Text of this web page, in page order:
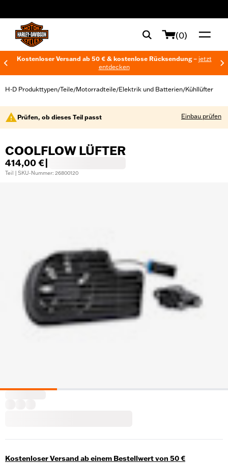
(0)
Kostenloser Versand ab 50 € & kostenlose Rücksendung – jetzt
entdecken
H-D Produkttypen/Teile/Motorradteile/Elektrik und Batterien/Kühllüfter
Prüfen, ob dieses Teil passt Einbau prüfen
COOLFLOW LÜFTER
414,00 €
Teil | SKU-Nummer: 26800120
Kostenloser Versand ab einem Bestellwert von 50 €